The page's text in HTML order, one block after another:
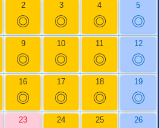
2
◎
3
◎
4
◎
5
◎
9
◎
10
◎
11
◎
12
◎
16
◎
17
◎
18
◎
19
◎
23 24 25 26